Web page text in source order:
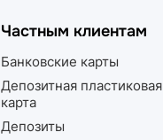
Частным клиентам
Банковские карты
Депозитная пластиковая
карта
Депозиты